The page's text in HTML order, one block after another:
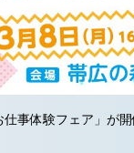
事体験フェア」が開